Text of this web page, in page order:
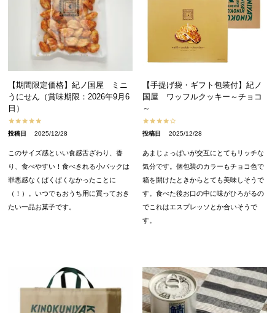
【期間限定価格】紀ノ国屋 ミニ
うにせん（賞味期限：2026年9月6
日）
投稿日 2025/12/28
このサイズ感といい食感舌ざわり、香
り、食べやすい！食べきれる小パックは
罪悪感なくぱくぱくなかったことに
（！）。いつでもおうち用に買っておき
たい一品お菓子です。
【手提げ袋・ギフト包装付】紀ノ
国屋 ワッフルクッキー～チョコ
～
投稿日 2025/12/28
あまじょっぱいが交互にとてもリッチな
気分です。個包装のカラーもチョコ色で
箱を開けたときからとても美味しそうで
す。食べた後お口の中に味がひろがるの
でこれはエスプレッソとか合いそうで
す。